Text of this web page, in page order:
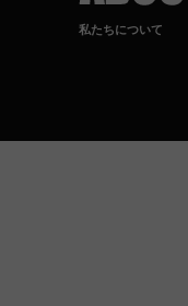
私たちについて